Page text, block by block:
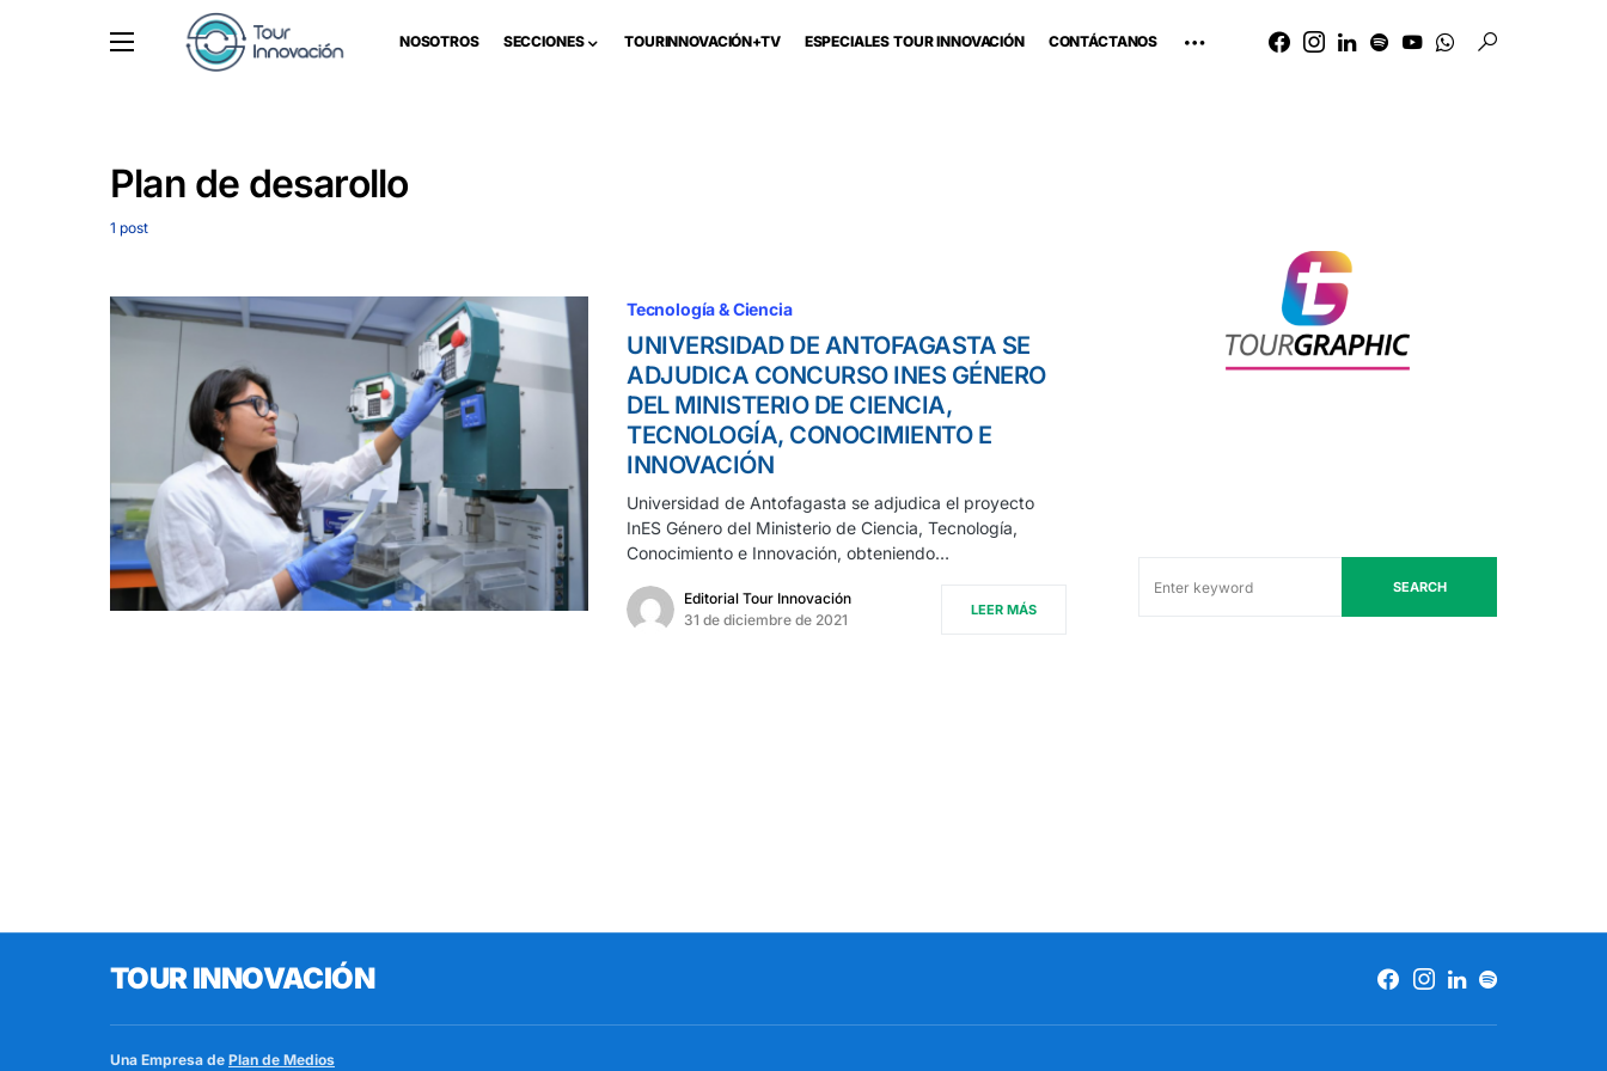
NOSOTROS SECCIONES TOURINNOVACIÓN+TV ESPECIALES TOUR INNOVACIÓN CONTÁCTANOS
Plan de desarollo
1 post
Tecnología & Ciencia
UNIVERSIDAD DE ANTOFAGASTA SE
ADJUDICA CONCURSO INES GÉNERO
DEL MINISTERIO DE CIENCIA,
TECNOLOGÍA, CONOCIMIENTO E
INNOVACIÓN
Universidad de Antofagasta se adjudica el proyecto
InES Género del Ministerio de Ciencia, Tecnología,
Conocimiento e Innovación, obteniendo…
Editorial Tour Innovación
31 de diciembre de 2021
LEER MÁS
SEARCH
TOUR INNOVACIÓN
Una Empresa de Plan de Medios